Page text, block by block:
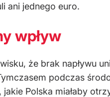
ani jednego euro.
wpływ
że brak napływu
podczas
jakie Polska miałaby